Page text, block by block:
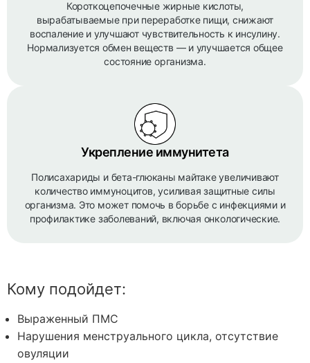
Короткоцепочечные жирные кислоты,
вырабатываемые при переработке пищи, снижают
воспаление и улучшают чувствительность к инсулину.
Нормализуется обмен веществ — и улучшается общее
состояние организма.
Укрепление иммунитета
Полисахариды и бета-глюканы майтаке увеличивают
количество иммуноцитов, усиливая защитные силы
организма. Это может помочь в борьбе с инфекциями и
профилактике заболеваний, включая онкологические.
Кому подойдет:
Выраженный ПМС
Нарушения менструального цикла, отсутствие
овуляции